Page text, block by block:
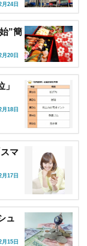
月24日
”簡
月20日
月18日
マ
月17日
ュ
月15日